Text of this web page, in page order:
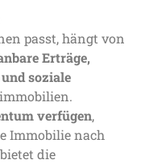
passt, hängt von
Erträge,
soziale
verfügen,
Immobilie nach
die